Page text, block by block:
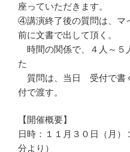
座っていただきます。
④講演終了後の質問は、マ
前に文書で出して頂く。
時間の関係で、４人～５
た
質問は、当日 受付で書
付で渡す。
【開催概要】
日時：１１月３０日（月）
分より）